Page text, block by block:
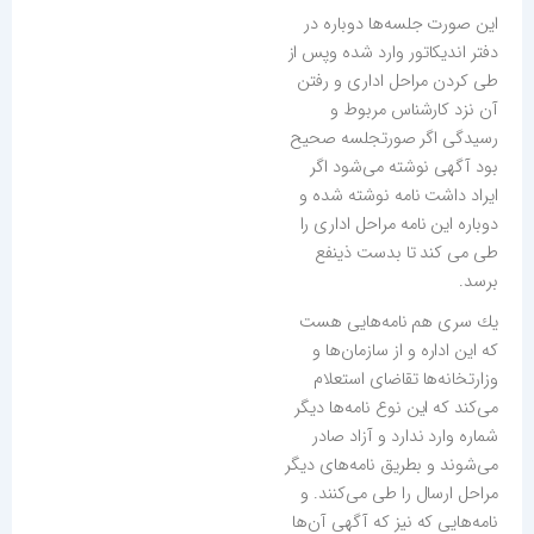
این صورت جلسه‌ها دوباره در
دفتر اندیكاتور وارد شده وپس از
طی كردن مراحل اداری و رفتن
آن نزد كارشناس مربوط و
رسیدگی اگر صورتجلسه صحیح
بود آگهی نوشته می‌شود اگر
ایراد داشت نامه نوشته شده و
دوباره این نامه مراحل اداری را
طی می كند تا بدست ذینفع
برسد.
یك سری هم نامه‌هایی هست
كه این اداره و از سازمان‌ها و
وزارتخانه‌ها تقاضای استعلام
می‌كند كه این نوع نامه‌ها دیگر
شماره وارد ندارد و آزاد صادر
می‌شوند و بطریق نامه‌های دیگر
مراحل ارسال را طی می‌كنند. و
نامه‌هایی كه نیز كه آگهی آن‌ها